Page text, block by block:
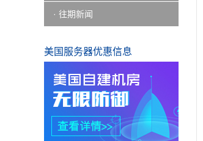
· 往期新闻
美国服务器优惠信息